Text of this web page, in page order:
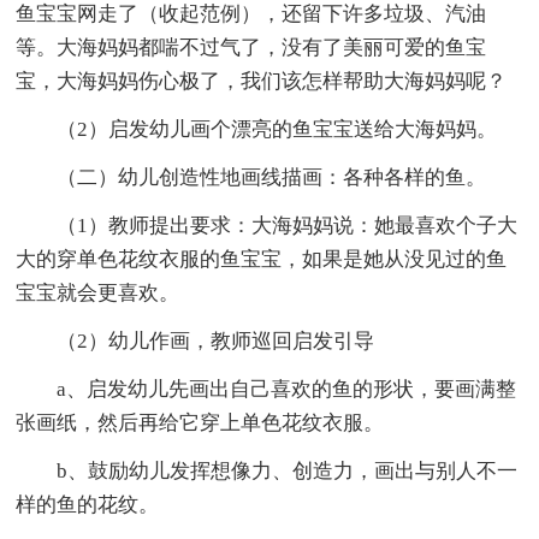
鱼宝宝网走了（收起范例），还留下许多垃圾、汽油
等。大海妈妈都喘不过气了，没有了美丽可爱的鱼宝
宝，大海妈妈伤心极了，我们该怎样帮助大海妈妈呢？
（2）启发幼儿画个漂亮的鱼宝宝送给大海妈妈。
（二）幼儿创造性地画线描画：各种各样的鱼。
（1）教师提出要求：大海妈妈说：她最喜欢个子大
大的穿单色花纹衣服的鱼宝宝，如果是她从没见过的鱼
宝宝就会更喜欢。
（2）幼儿作画，教师巡回启发引导
a、启发幼儿先画出自己喜欢的鱼的形状，要画满整
张画纸，然后再给它穿上单色花纹衣服。
b、鼓励幼儿发挥想像力、创造力，画出与别人不一
样的鱼的花纹。